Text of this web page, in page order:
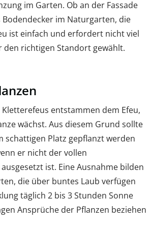
im Garten. Ob an der Fassade
Bodendecker im Naturgarten, die
ist einfach und erfordert nicht viel
den richtigen Standort gewählt.
entstammen dem Efeu,
wächst. Aus diesem Grund sollte
schattigen Platz gepflanzt werden
er nicht der vollen
ist. Eine Ausnahme bilden
die über buntes Laub verfügen
täglich 2 bis 3 Stunden Sonne
Ansprüche der Pflanzen beziehen